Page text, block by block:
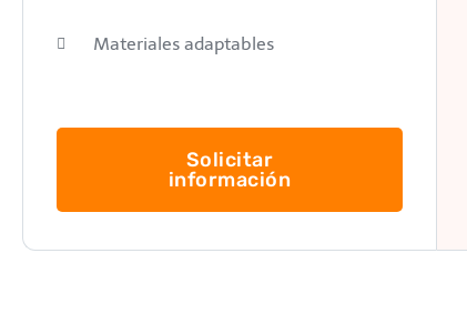
Materiales adaptables
Solicitar
información